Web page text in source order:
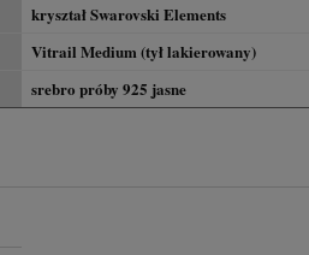
kryształ Swarovski Elements
Vitrail Medium (tył lakierowany)
srebro próby 925 jasne